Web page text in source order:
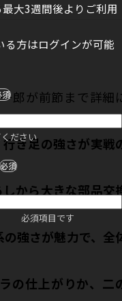
大3週間後よりご利用
る方はログインが可能
ださい
必須
必須項目です
郎が前節まで詳細
き足の強さが実戦
から大きな部品交
強さが魅力で、全
の仕上がりか、二